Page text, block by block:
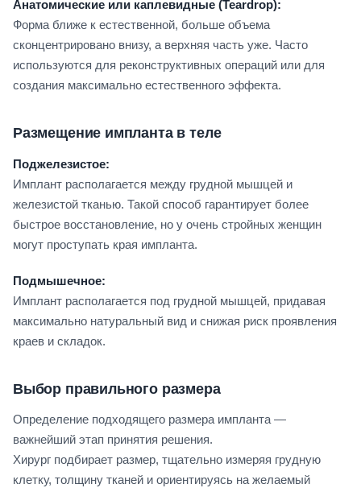
Анатомические или каплевидные (Teardrop):
Форма ближе к естественной, больше объема
сконцентрировано внизу, а верхняя часть уже. Часто
используются для реконструктивных операций или для
создания максимально естественного эффекта.
Размещение импланта в теле
Поджелезистое:
Имплант располагается между грудной мышцей и
железистой тканью. Такой способ гарантирует более
быстрое восстановление, но у очень стройных женщин
могут проступать края импланта.
Подмышечное:
Имплант располагается под грудной мышцей, придавая
максимально натуральный вид и снижая риск проявления
краев и складок.
Выбор правильного размера
Определение подходящего размера импланта —
важнейший этап принятия решения.
Хирург подбирает размер, тщательно измеряя грудную
клетку, толщину тканей и ориентируясь на желаемый